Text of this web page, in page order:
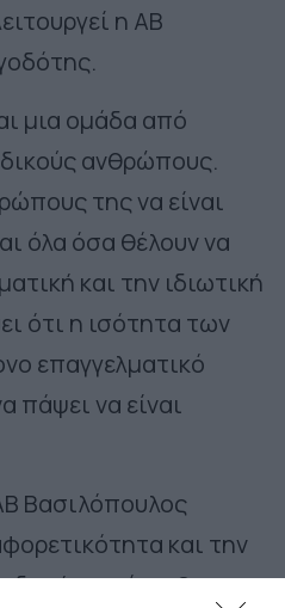
η ΑΒ
μια ομάδα από
ανθρώπους.
της να είναι
όλα όσα θέλουν να
και την ιδιωτική
ότι η ισότητα των
επαγγελματικό
πάψει να είναι
Βασιλόπουλος
και την
την ένταξη